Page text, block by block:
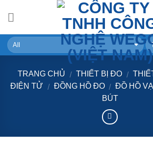
TRANG CHỦ / THIẾT BỊ ĐO /
ĐIỆN TỬ / ĐỒNG HỒ ĐO / ĐỒ HỒ
BÚT